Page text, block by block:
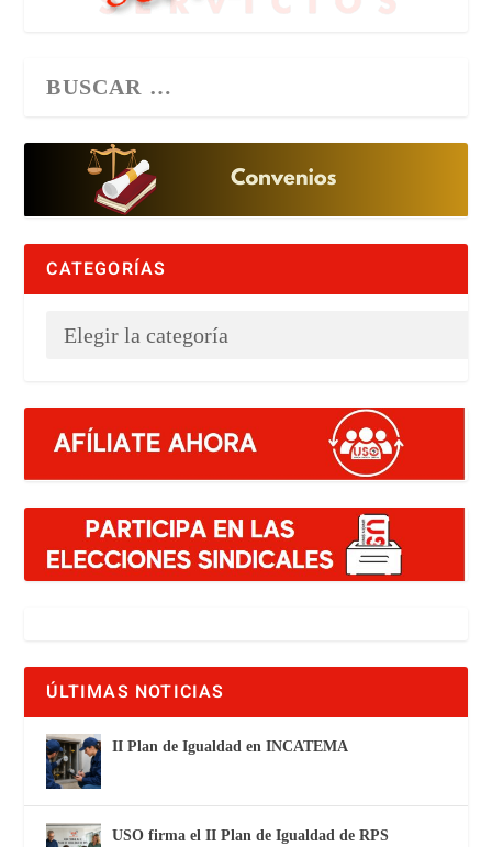
CATEGORÍAS
ÚLTIMAS NOTICIAS
II Plan de Igualdad en INCATEMA
USO firma el II Plan de Igualdad de RPS